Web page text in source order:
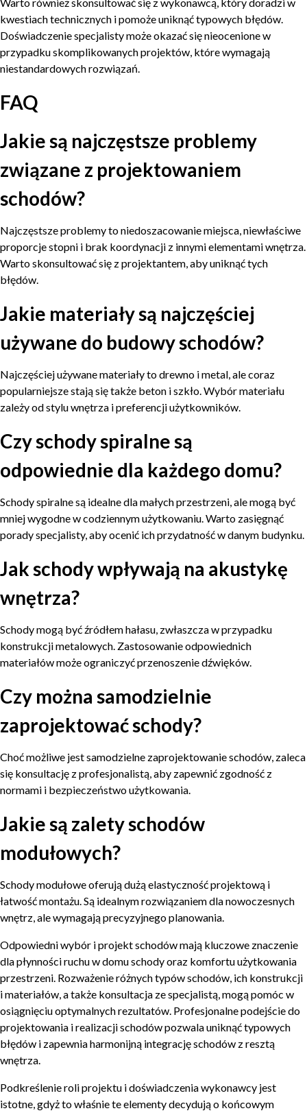
kwestiach technicznych i pomoże uniknąć typowych błędów.
Doświadczenie specjalisty może okazać się nieocenione w
przypadku skomplikowanych projektów, które wymagają
niestandardowych rozwiązań.
FAQ
Jakie są najczęstsze problemy
związane z projektowaniem
schodów?
Najczęstsze problemy to niedoszacowanie miejsca, niewłaściwe
proporcje stopni i brak koordynacji z innymi elementami wnętrza.
Warto skonsultować się z projektantem, aby uniknąć tych
błędów.
Jakie materiały są najczęściej
używane do budowy schodów?
Najczęściej używane materiały to drewno i metal, ale coraz
popularniejsze stają się także beton i szkło. Wybór materiału
zależy od stylu wnętrza i preferencji użytkowników.
Czy schody spiralne są
odpowiednie dla każdego domu?
Schody spiralne są idealne dla małych przestrzeni, ale mogą być
mniej wygodne w codziennym użytkowaniu. Warto zasięgnąć
porady specjalisty, aby ocenić ich przydatność w danym budynku.
Jak schody wpływają na akustykę
wnętrza?
Schody mogą być źródłem hałasu, zwłaszcza w przypadku
konstrukcji metalowych. Zastosowanie odpowiednich
materiałów może ograniczyć przenoszenie dźwięków.
Czy można samodzielnie
zaprojektować schody?
Choć możliwe jest samodzielne zaprojektowanie schodów, zaleca
się konsultację z profesjonalistą, aby zapewnić zgodność z
normami i bezpieczeństwo użytkowania.
Jakie są zalety schodów
modułowych?
Schody modułowe oferują dużą elastyczność projektową i
łatwość montażu. Są idealnym rozwiązaniem dla nowoczesnych
wnętrz, ale wymagają precyzyjnego planowania.
Odpowiedni wybór i projekt schodów mają kluczowe znaczenie
dla płynności ruchu w domu schody oraz komfortu użytkowania
przestrzeni. Rozważenie różnych typów schodów, ich konstrukcji
i materiałów, a także konsultacja ze specjalistą, mogą pomóc w
osiągnięciu optymalnych rezultatów. Profesjonalne podejście do
projektowania i realizacji schodów pozwala uniknąć typowych
błędów i zapewnia harmonijną integrację schodów z resztą
wnętrza.
Podkreślenie roli projektu i doświadczenia wykonawcy jest
istotne, gdyż to właśnie te elementy decydują o końcowym